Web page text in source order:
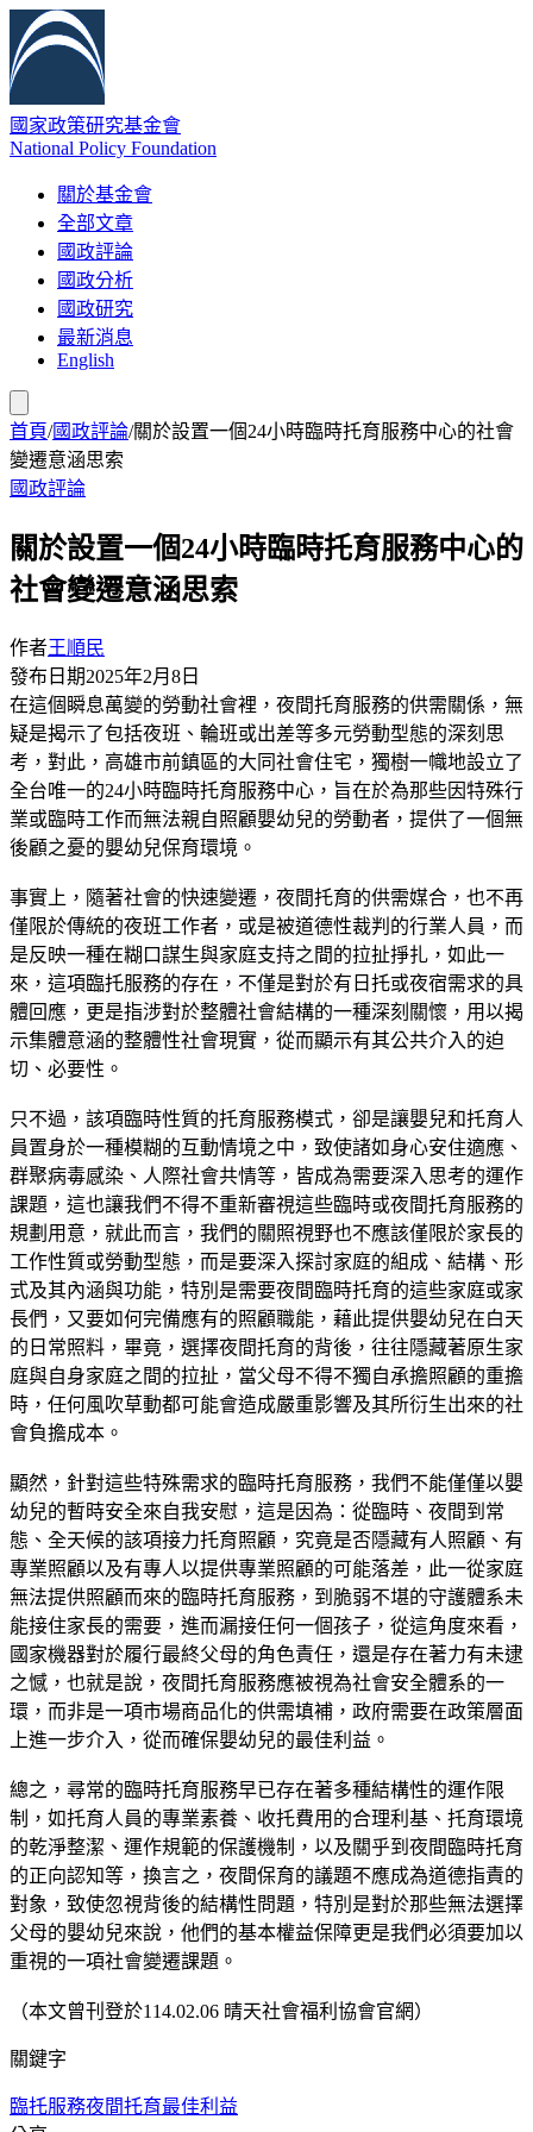
國家政策研究基金會
National Policy Foundation
關於基金會
全部文章
國政評論
國政分析
國政研究
最新消息
English
首頁/國政評論/關於設置一個24小時臨時托育服務中心的社會
變遷意涵思索
國政評論
關於設置一個24小時臨時托育服務中心的
社會變遷意涵思索
作者王順民
發布日期2025年2月8日
在這個瞬息萬變的勞動社會裡，夜間托育服務的供需關係，無
疑是揭示了包括夜班、輪班或出差等多元勞動型態的深刻思
考，對此，高雄市前鎮區的大同社會住宅，獨樹一幟地設立了
全台唯一的24小時臨時托育服務中心，旨在於為那些因特殊行
業或臨時工作而無法親自照顧嬰幼兒的勞動者，提供了一個無
後顧之憂的嬰幼兒保育環境。
事實上，隨著社會的快速變遷，夜間托育的供需媒合，也不再
僅限於傳統的夜班工作者，或是被道德性裁判的行業人員，而
是反映一種在糊口謀生與家庭支持之間的拉扯掙扎，如此一
來，這項臨托服務的存在，不僅是對於有日托或夜宿需求的具
體回應，更是指涉對於整體社會結構的一種深刻關懷，用以揭
示集體意涵的整體性社會現實，從而顯示有其公共介入的迫
切、必要性。
只不過，該項臨時性質的托育服務模式，卻是讓嬰兒和托育人
員置身於一種模糊的互動情境之中，致使諸如身心安住適應、
群聚病毒感染、人際社會共情等，皆成為需要深入思考的運作
課題，這也讓我們不得不重新審視這些臨時或夜間托育服務的
規劃用意，就此而言，我們的關照視野也不應該僅限於家長的
工作性質或勞動型態，而是要深入探討家庭的組成、結構、形
式及其內涵與功能，特別是需要夜間臨時托育的這些家庭或家
長們，又要如何完備應有的照顧職能，藉此提供嬰幼兒在白天
的日常照料，畢竟，選擇夜間托育的背後，往往隱藏著原生家
庭與自身家庭之間的拉扯，當父母不得不獨自承擔照顧的重擔
時，任何風吹草動都可能會造成嚴重影響及其所衍生出來的社
會負擔成本。
顯然，針對這些特殊需求的臨時托育服務，我們不能僅僅以嬰
幼兒的暫時安全來自我安慰，這是因為：從臨時、夜間到常
態、全天候的該項接力托育照顧，究竟是否隱藏有人照顧、有
專業照顧以及有專人以提供專業照顧的可能落差，此一從家庭
無法提供照顧而來的臨時托育服務，到脆弱不堪的守護體系未
能接住家長的需要，進而漏接任何一個孩子，從這角度來看，
國家機器對於履行最終父母的角色責任，還是存在著力有未逮
之憾，也就是說，夜間托育服務應被視為社會安全體系的一
環，而非是一項市場商品化的供需填補，政府需要在政策層面
上進一步介入，從而確保嬰幼兒的最佳利益。
總之，尋常的臨時托育服務早已存在著多種結構性的運作限
制，如托育人員的專業素養、收托費用的合理利基、托育環境
的乾淨整潔、運作規範的保護機制，以及關乎到夜間臨時托育
的正向認知等，換言之，夜間保育的議題不應成為道德指責的
對象，致使忽視背後的結構性問題，特別是對於那些無法選擇
父母的嬰幼兒來說，他們的基本權益保障更是我們必須要加以
重視的一項社會變遷課題。
（本文曾刊登於114.02.06 晴天社會福利協會官網）
關鍵字
臨托服務夜間托育最佳利益